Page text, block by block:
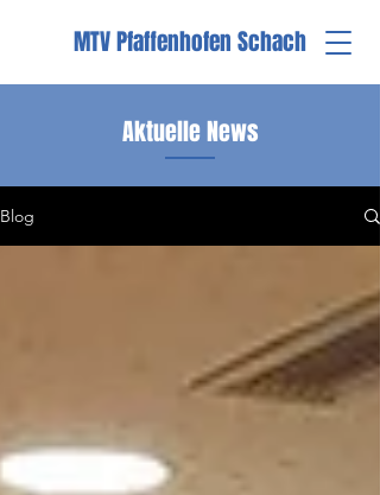
MTV Pfaffenhofen Schach
Aktuelle News
Blog